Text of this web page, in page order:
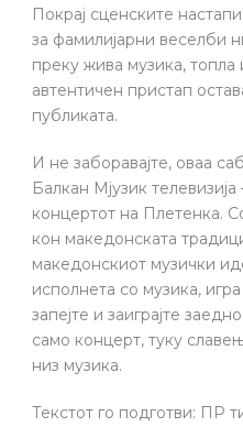
Покрај сценските
за фамилијарни веселби
преку жива музика, топла
автентичен пристап
публиката.
И не заборавајте, оваа
Балкан Мјузик
концертот на Плетенка.
кон македонската
македонскиот музички
исполнета со музика,
запејте и заиграјте
само концерт, туку
низ музика.
Текстот го подготви: ПР